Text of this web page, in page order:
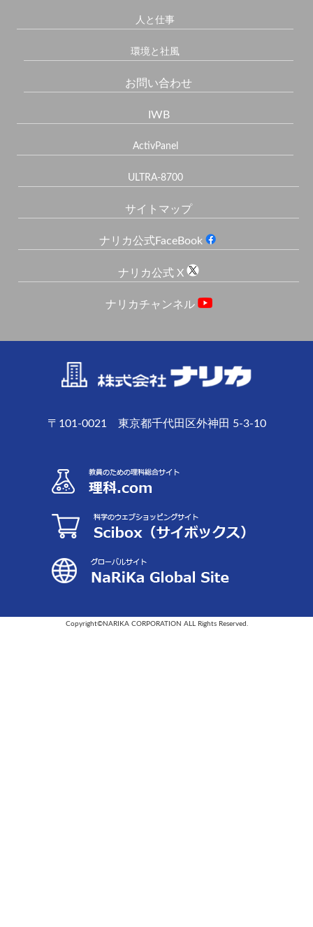
人と仕事
環境と社風
お問い合わせ
IWB
ActivPanel
ULTRA-8700
サイトマップ
ナリカ公式FaceBook
ナリカ公式 X
ナリカチャンネル
〒101-0021 東京都千代田区外神田 5-3-10
Copyright©NARIKA CORPORATION ALL Rights Reserved.